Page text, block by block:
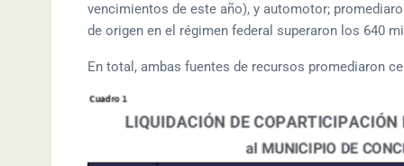
vencimientos de este año), y automotor;
de origen en el régimen federal superaron los 640
En total, ambas fuentes de recursos promediaron